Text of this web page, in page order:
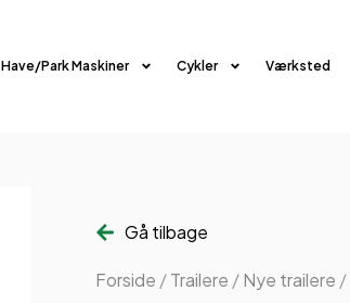
Have/Park Maskiner Cykler Værksted
Gå tilbage
Forside /Trailere /Nye trailere /